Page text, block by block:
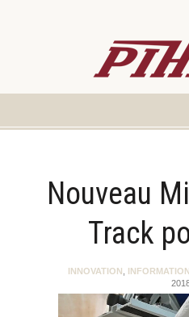
Nouveau
Track
INNOVATION